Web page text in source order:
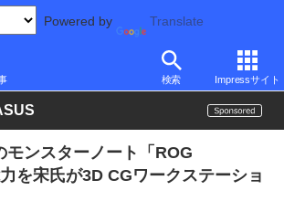
Powered by Translate
検索 Impressサイト
/タブレット/スマートフォン ゲーミングノー
モンスターノート「ROG
を宋氏が3D CGワークステーショ